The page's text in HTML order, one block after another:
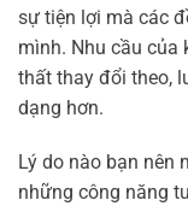
sự tiện lợi mà các
mình. Nhu cầu của
thất thay đổi theo,
dạng hơn.
Lý do nào bạn nên
những công năng